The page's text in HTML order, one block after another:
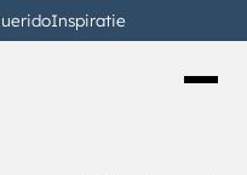
Inspiratie